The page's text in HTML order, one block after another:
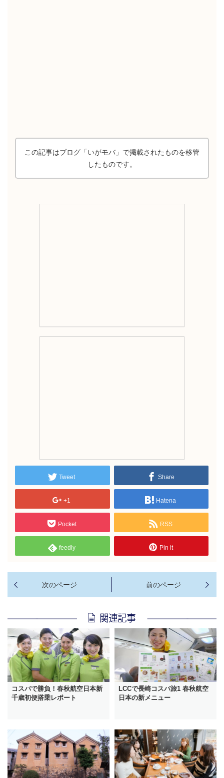
この記事はブログ「いがモバ」で掲載されたものを移管
したものです。
Tweet Share
+1 Hatena
Pocket RSS
feedly Pin it
コスパで勝負！春秋航空日本新
千歳初便搭乗レポート
LCCで長崎コスパ旅1 春秋航空
日本の新メニュー